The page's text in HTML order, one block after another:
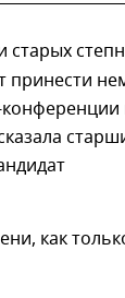
старых
принести
как